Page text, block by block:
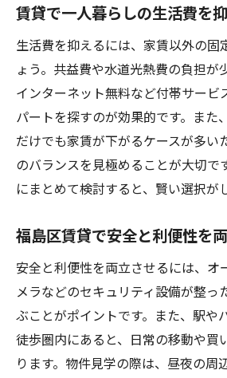
賃貸で一人暮らしの生活費を
生活費を抑えるには、家賃以外の固
ょう。共益費や水道光熱費の負担が
インターネット無料など付帯サービ
パートを探すのが効果的です。また
だけでも家賃が下がるケースが多い
のバランスを見極めることが大切で
にまとめて検討すると、賢い選択が
福島区賃貸で安全と利便性を
安全と利便性を両立させるには、オ
メラなどのセキュリティ設備が整っ
ぶことがポイントです。また、駅や
徒歩圏内にあると、日常の移動や買
ります。物件見学の際は、昼夜の周